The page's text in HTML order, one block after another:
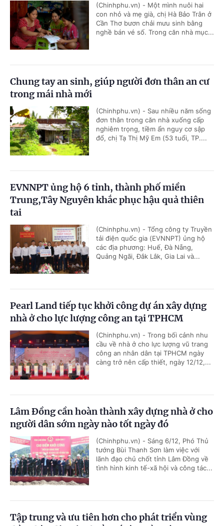
(Chinhphu.vn) - Một mình nuôi hai
con nhỏ và mẹ già, chị Hà Bảo Trân ở
Cần Thơ bươn chải mưu sinh bằng
nghề bán vé số. Trong căn nhà mục...
Chung tay an sinh, giúp người đơn thân an cư
trong mái nhà mới
(Chinhphu.vn) - Sau nhiều năm sống
đơn thân trong căn nhà xuống cấp
nghiêm trọng, tiềm ẩn nguy cơ sập
đổ, chị Tạ Thị Mỹ Em (53 tuổi, TP....
EVNNPT ủng hộ 6 tỉnh, thành phố miền
Trung,Tây Nguyên khắc phục hậu quả thiên
tai
(Chinhphu.vn) - Tổng công ty Truyền
tải điện quốc gia (EVNNPT) ủng hộ
các địa phương: Huế, Đà Nẵng,
Quảng Ngãi, Đắk Lắk, Gia Lai và...
Pearl Land tiếp tục khởi công dự án xây dựng
nhà ở cho lực lượng công an tại TPHCM
(Chinhphu.vn) - Trong bối cảnh nhu
cầu về nhà ở cho lực lượng vũ trang
công an nhân dân tại TPHCM ngày
càng trở nên cấp thiết, ngày 12/12,...
Lâm Đồng cần hoàn thành xây dựng nhà ở cho
người dân sớm ngày nào tốt ngày đó
(Chinhphu.vn) - Sáng 6/12, Phó Thủ
tướng Bùi Thanh Sơn làm việc với
lãnh đạo chủ chốt tỉnh Lâm Đồng về
tình hình kinh tế-xã hội và công tác...
Tập trung và ưu tiên hơn cho phát triển vùng